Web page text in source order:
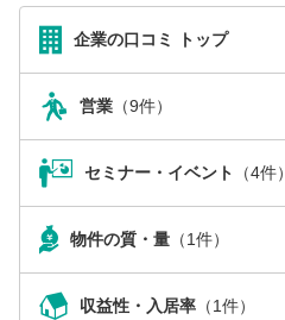
企業の口コミ トップ
営業 （9件）
セミナー・イベント （4件）
物件の質・量 （1件）
収益性・入居率 （1件）